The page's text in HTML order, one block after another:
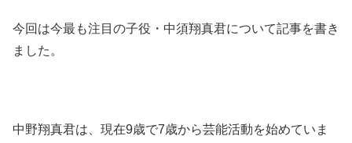
今回は今最も注目の子役・中須翔真君について記事を書き
ました。
中野翔真君は、現在9歳で7歳から芸能活動を始めていま